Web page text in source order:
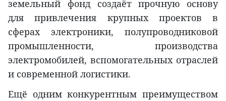
земельный фонд создаёт прочную основу
для привлечения крупных проектов в
сферах электроники, полупроводниковой
промышленности, производства
электромобилей, вспомогательных отраслей
и современной логистики.
Ещё одним конкурентным преимуществом